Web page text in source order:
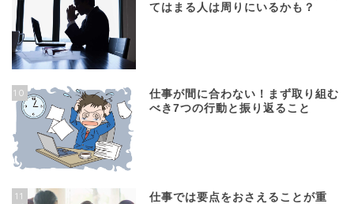
てはまる人は周りにいるかも？
10
仕事が間に合わない！まず取り組む
べき7つの行動と振り返ること
11
仕事では要点をおさえることが重